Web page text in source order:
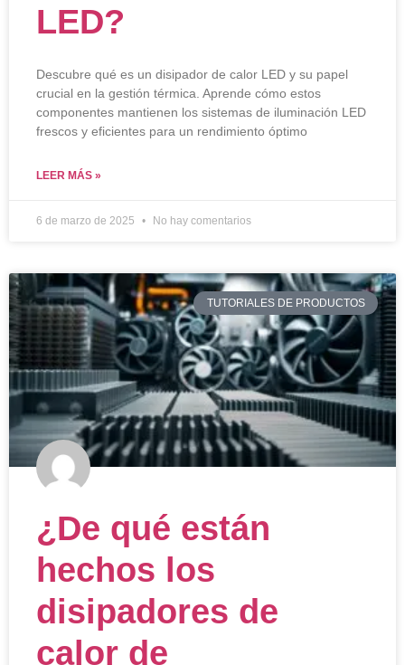
LED?
Descubre qué es un disipador de calor LED y su papel
crucial en la gestión térmica. Aprende cómo estos
componentes mantienen los sistemas de iluminación LED
frescos y eficientes para un rendimiento óptimo
LEER MÁS »
6 de marzo de 2025 No hay comentarios
TUTORIALES DE PRODUCTOS
¿De qué están
hechos los
disipadores de
calor de